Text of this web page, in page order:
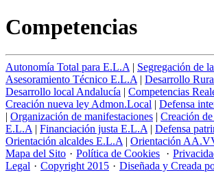
Competencias
Autonomía Total para E.L.A| Segregación de
Asesoramiento Técnico E.L.A| Desarrollo
Desarrollo local Andalucía
Competencias
Creación nueva ley Admon.Local
Defensa
Organización de manifestaciones
Creación
E.L.A| Financiación justa E.L.A| Defensa
Orientación alcaldes E.L.A| Orientación
Mapa del Sito · Política de Cookies ·
Legal · Copyright 2015 · Diseñada y Creada